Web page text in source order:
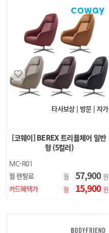
타사보상 | 방문 | 자가
[코웨이] BEREX 트리플체어 일반
형 (5컬러)
MC-R01
월 렌탈료 월 57,900 원
카드혜택가
월 15,900 원